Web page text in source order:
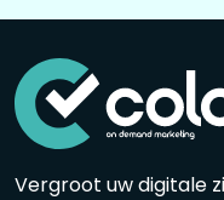
Vergroot uw digitale